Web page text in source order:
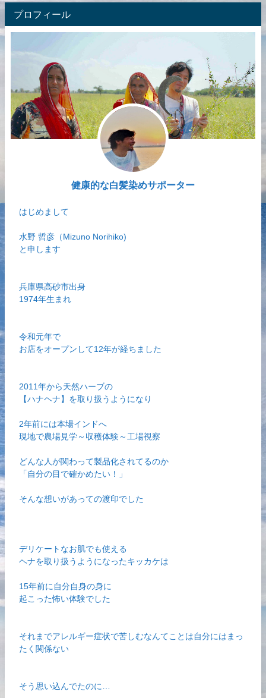
プロフィール
健康的な白髪染めサポーター
はじめまして
水野 哲彦（Mizuno Norihiko)
と申します
兵庫県高砂市出身
1974年生まれ
令和元年で
お店をオープンして12年が経ちました
2011年から天然ハーブの
【ハナヘナ】を取り扱うようになり
2年前には本場インドへ
現地で農場見学～収穫体験～工場視察
どんな人が関わって製品化されてるのか
「自分の目で確かめたい！」
そんな想いがあっての渡印でした
デリケートなお肌でも使える
ヘナを取り扱うようになったキッカケは
15年前に自分自身の身に
起こった怖い体験でした
それまでアレルギー症状で苦しむなんてことは自分にはまっ
たく関係ない
そう思い込んでたのに…